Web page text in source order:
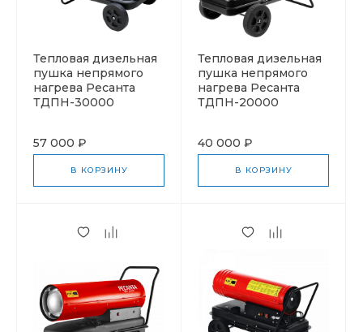
Тепловая дизельная
пушка непрямого
нагрева Ресанта
ТДПН-30000
57 000 ₽
В КОРЗИНУ
Тепловая дизельная
пушка непрямого
нагрева Ресанта
ТДПН-20000
40 000 ₽
В КОРЗИНУ